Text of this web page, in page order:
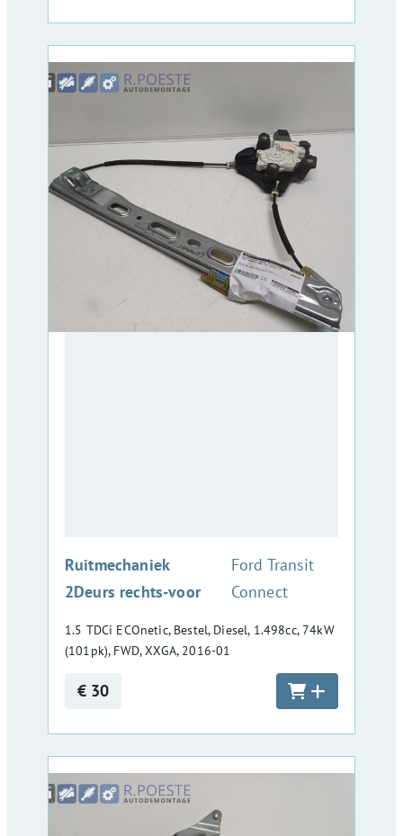
Ruitmechaniek
2Deurs rechts-voor
:Ford Transit
Connect
1.5 TDCi ECOnetic, Bestel, Diesel, 1.498cc, 74kW
(101pk), FWD, XXGA, 2016-01
€ 30